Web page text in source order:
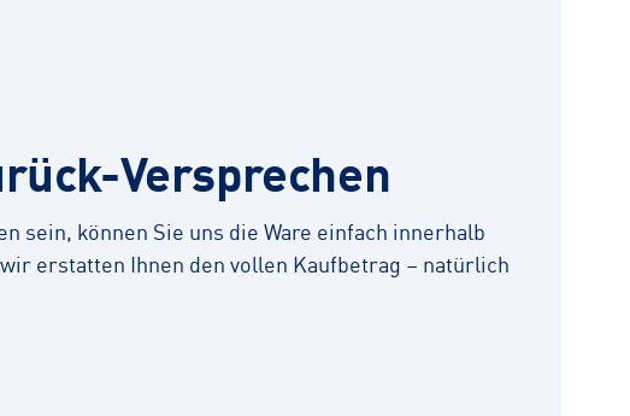
Versprechen
sein, können Sie uns die Ware einfach innerhalb
erstatten Ihnen den vollen Kaufbetrag – natürlich